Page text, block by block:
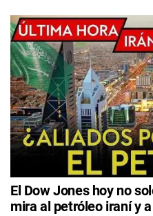
El Dow Jones hoy no
mira al petróleo iraní y